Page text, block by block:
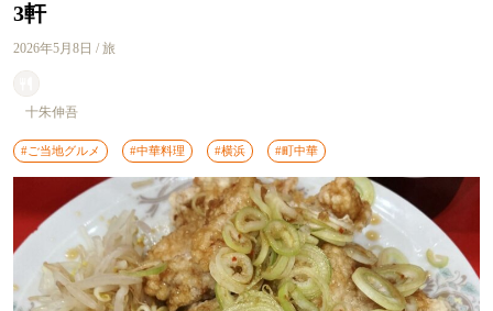
3軒
2026年5月8日 / 旅
十朱伸吾
#ご当地グルメ #中華料理 #横浜 #町中華